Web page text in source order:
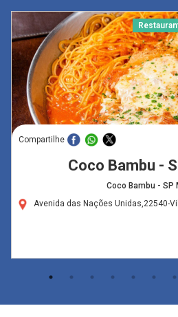
Compartilhe
Coco Bambu -
Coco Bambu - SP
Avenida das Nações Unidas,22540-